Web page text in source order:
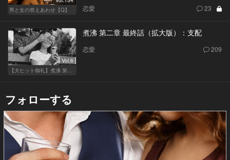
男と女の答えあわせ【Q】
恋愛 23
Vol.6
煮沸 第二章 最終話（拡大版）：支配
恋愛 209
フォローする